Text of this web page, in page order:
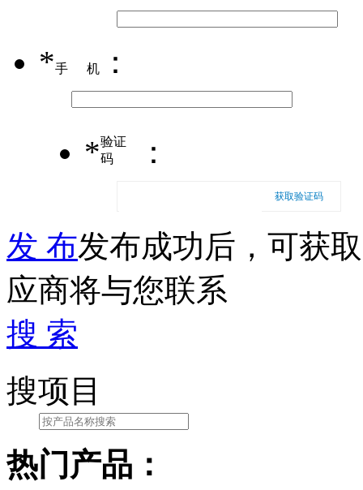
*手机 ：
*验证
码
：
获取验证码
发 布发布成功后，可获
应商将与您联系
搜 索
搜项目
热门产品：